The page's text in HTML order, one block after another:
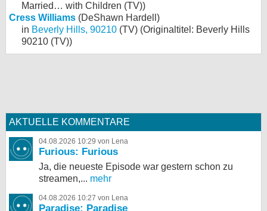
Married… with Children (TV))
Cress Williams (DeShawn Hardell)
in Beverly Hills, 90210 (TV) (Originaltitel: Beverly Hills
90210 (TV))
AKTUELLE KOMMENTARE
04.08.2026 10:29 von Lena
Furious: Furious
Ja, die neueste Episode war gestern schon zu
streamen,... mehr
04.08.2026 10:27 von Lena
Paradise: Paradise